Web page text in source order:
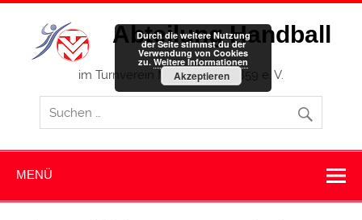
Zum
springen
Abteilung Handball
im Turnverein Memmingen 1859 e. V.
MENÜ
Durch die weitere Nutzung
der Seite stimmst du der
Verwendung von Cookies
zu. Weitere Informationen
Akzeptieren